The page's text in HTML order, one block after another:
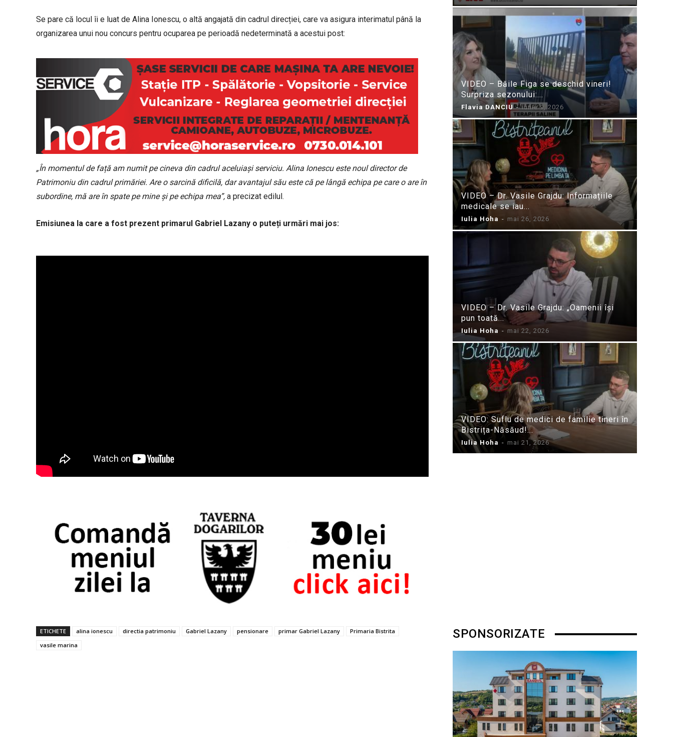
Se pare că locul îi e luat de Alina Ionescu, o altă angajată din cadrul direcției, care va asigura interimatul până la
organizarea unui nou concurs pentru ocuparea pe perioadă nedeterminată a acestui post:
„În momentul de față am numit pe cineva din cadrul aceluiași serviciu. Alina Ionescu este noul director de
Patrimoniu din cadrul primăriei. Are o sarcină dificilă, dar avantajul său este că pe lângă echipa pe care o are în
subordine, mă are în spate pe mine și pe echipa mea”, a precizat edilul.
Emisiunea la care a fost prezent primarul Gabriel Lazany o puteți urmări mai jos:
ETICHETE alina ionescu directia patrimoniu Gabriel Lazany pensionare primar Gabriel Lazany
Primaria Bistrita
vasile marina
VIDEO – Băile Figa se deschid vineri!
Surpriza sezonului:...
Flavia DANCIU - iunie 9, 2026
VIDEO – Dr. Vasile Grajdu: Informațiile
medicale se iau...
Iulia Hoha - mai 26, 2026
VIDEO – Dr. Vasile Grajdu: „Oamenii își
pun toată...
Iulia Hoha - mai 22, 2026
VIDEO: Suflu de medici de familie tineri în
Bistrița-Năsăud!...
Iulia Hoha - mai 21, 2026
SPONSORIZATE